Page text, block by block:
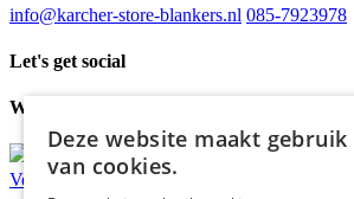
info@karcher-store-blankers.nl 085-7923978
Let's get social
Waar wij voor staan
bezorging*
Ophalen in Echt of
Verzonden binnen 48 uur*
Deze website maakt gebruik
van cookies.